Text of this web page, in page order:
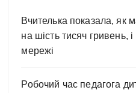
Вчителька показала, як
на шість тисяч гривень,
мережі
Робочий час педагога